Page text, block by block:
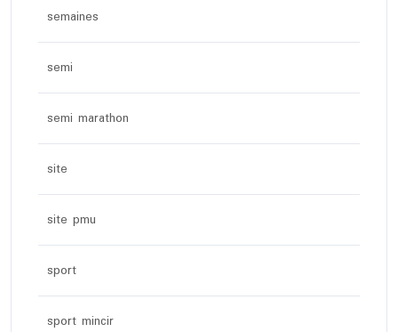
semaines
semi
semi marathon
site
site pmu
sport
sport mincir